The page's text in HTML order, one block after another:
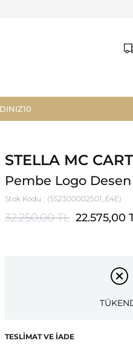
STELLA MC
Pembe Logo
Stok Kodu (SS2300002501_E4E)
32.250,00 TL 22.575,00
TESLIMAT VE İADE